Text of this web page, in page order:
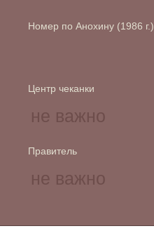
Номер по Анохину (1986 г.)
Центр чеканки
Правитель